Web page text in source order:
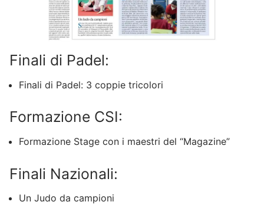
Finali di Padel:
Finali di Padel: 3 coppie tricolori
Formazione CSI:
Formazione Stage con i maestri del “Magazine”
Finali Nazionali:
Un Judo da campioni